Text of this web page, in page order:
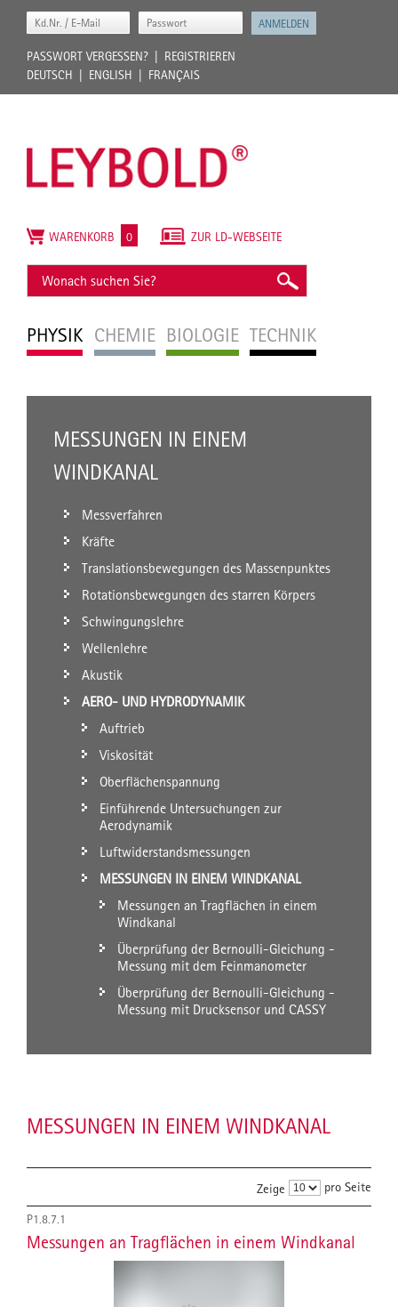
PASSWORT VERGESSEN?
REGISTRIEREN
DEUTSCH
ENGLISH FRANÇAIS
PHYSIK CHEMIE BIOLOGIE TECHNIK
ZUR LD-WEBSEITE
WARENKORB 0
MESSUNGEN IN EINEM
WINDKANAL
Messverfahren
Kräfte
Translationsbewegungen des Massenpunktes
Rotationsbewegungen des starren Körpers
Schwingungslehre
Wellenlehre
Akustik
AERO- UND HYDRODYNAMIK
Auftrieb
Viskosität
Oberflächenspannung
Einführende Untersuchungen zur
Aerodynamik
Luftwiderstandsmessungen
MESSUNGEN IN EINEM WINDKANAL
Messungen an Tragflächen in einem
Windkanal
Überprüfung der Bernoulli-Gleichung -
Messung mit dem Feinmanometer
Überprüfung der Bernoulli-Gleichung -
Messung mit Drucksensor und CASSY
MESSUNGEN IN EINEM WINDKANAL
Zeige pro Seite
P1.8.7.1
Messungen an Tragflächen in einem Windkanal